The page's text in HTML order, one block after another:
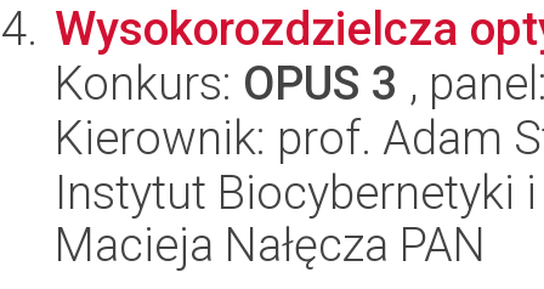
Wysokorozdzielcza
Konkurs: OPUS 3 ,
Kierownik: prof. Adam
Instytut Biocybernetyki
Macieja Nałęcza PAN